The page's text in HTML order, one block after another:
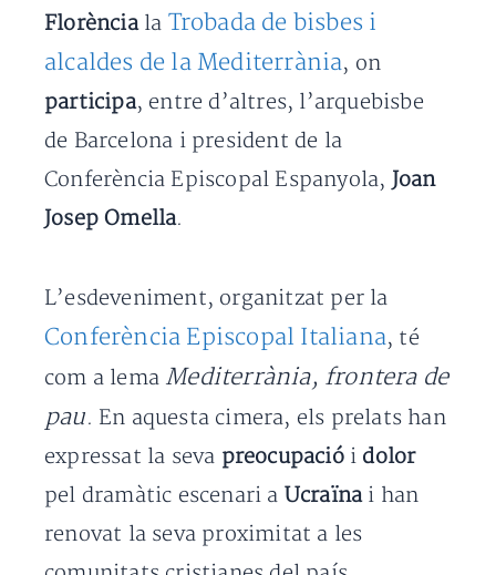
Florència la Trobada de bisbes i
alcaldes de la Mediterrània, on
participa, entre d’altres, l’arquebisbe
de Barcelona i president de la
Conferència Episcopal Espanyola, Joan
Josep Omella.
L’esdeveniment, organitzat per la
Conferència Episcopal Italiana, té
com a lemaMediterrània, frontera de
pau. En aquesta cimera, els prelats han
expressat la seva preocupació i dolor
pel dramàtic escenari a Ucraïna i han
renovat la seva proximitat a les